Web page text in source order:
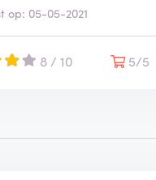
op: 05-05-2021
8 / 10 5/5